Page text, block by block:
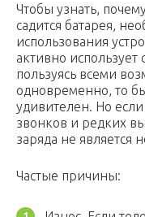
Чтобы узнать,
садится батарея,
использования
активно
пользуясь всеми
одновременно, то
удивителен. Но если
звонков и редких
заряда не является
Частые причины: